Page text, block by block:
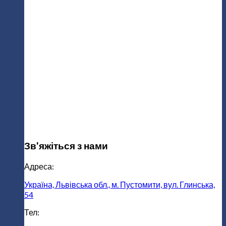
Зв'яжіться з нами
Адреса:
Україна, Львівська обл., м. Пустомити, вул. Глинська,
54
Тел: